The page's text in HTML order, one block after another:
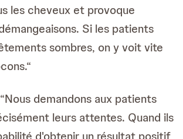
les cheveux et provoque
Si les patients
sombres, on y voit vite
“Nous demandons aux patients
leurs attentes. Quand ils